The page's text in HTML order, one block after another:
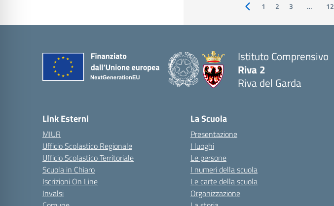
Pagina precedente
1 2 3 … 12
Istituto Comprensivo
Riva 2
Riva del Garda
Link Esterni
MIUR
Ufficio Scolastico Regionale
Ufficio Scolastico Territoriale
Scuola in Chiaro
Iscrizioni On Line
Invalsi
La Scuola
Presentazione
I luoghi
Le persone
I numeri della scuola
Le carte della scuola
Organizzazione